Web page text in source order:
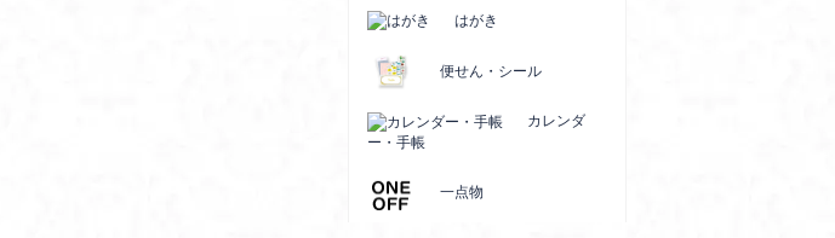
はがき
便せん・シール
カレンダ
ー・手帳
一点物